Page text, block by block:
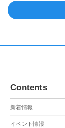
Contents
新着情報
イベント情報